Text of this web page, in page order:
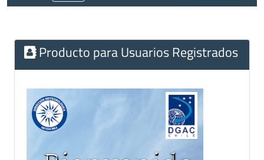
Producto para Usuarios Registrados